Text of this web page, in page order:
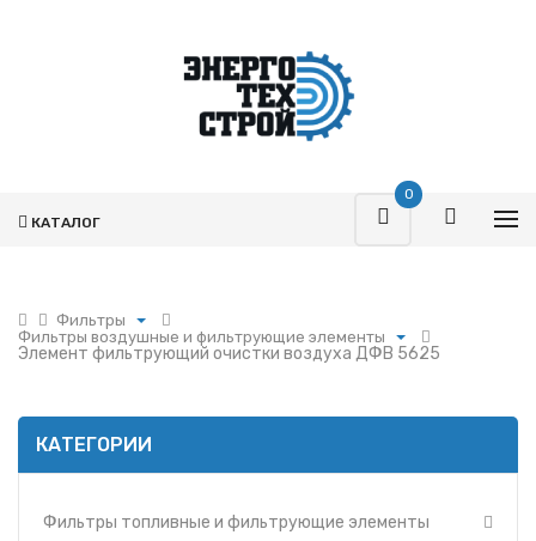
0
КАТАЛОГ
Фильтры
Поршневая
Фильтры
Гидромоторы
Насосы
Фильтры воздушные и фильтрующие элементы
Фильтры топливные и фильтрующие элементы
Фильтры и фильтрующие элементы МАЗ
Элемент фильтрующий очистки воздуха ДФВ 5625
КАТЕГОРИИ
Фильтры топливные и фильтрующие элементы